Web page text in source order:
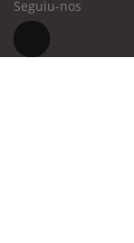
Seguiu-nos